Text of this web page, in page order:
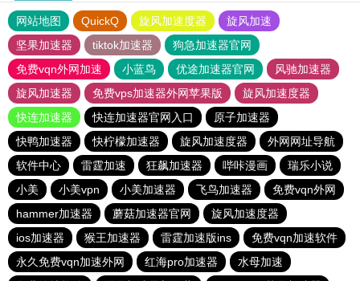
网站地图 QuickQ 旋风加速度器
旋风加速
坚果加速器
tiktok加速器
狗急加速器官网
免费vqn外网加速
小蓝鸟 优途加速器官网
风驰加速器
旋风加速器
免费vps加速器外网苹果版
旋风加速度器
快连加速器
快连加速器官网入口
原子加速器
快鸭加速器
快柠檬加速器 旋风加速度器
外网网址导航
软件中心
雷霆加速 狂飙加速器 哔咔漫画
瑞乐小说
小美
小美vpn 小美加速器 飞鸟加速器
免费vqn外网
hammer加速器
蘑菇加速器官网
旋风加速度器
ios加速器
猴王加速器 雷霆加速版ins
免费vqn加速软件
永久免费vqn加速外网
红海pro加速器
水母加速